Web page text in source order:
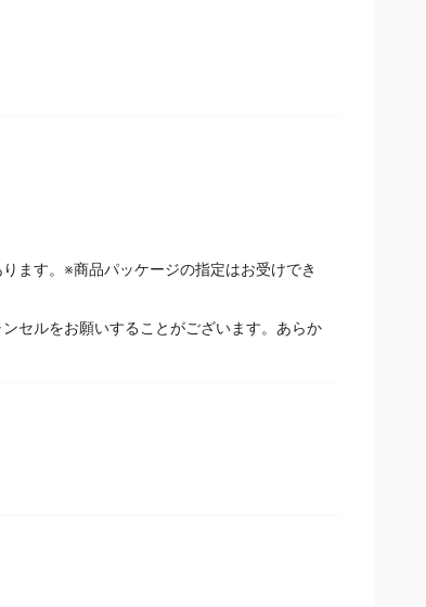
ます。※商品パッケージの指定はお受けでき
セルをお願いすることがございます。あらか